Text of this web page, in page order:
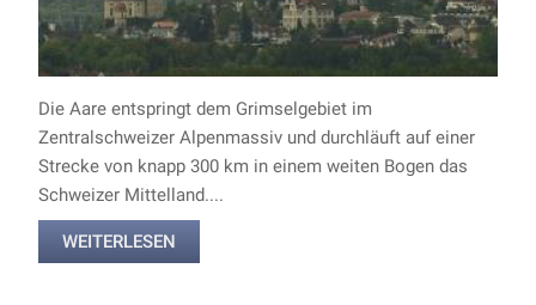
Die Aare entspringt dem Grimselgebiet im
Zentralschweizer Alpenmassiv und durchläuft auf einer
Strecke von knapp 300 km in einem weiten Bogen das
Schweizer Mittelland....
WEITERLESEN